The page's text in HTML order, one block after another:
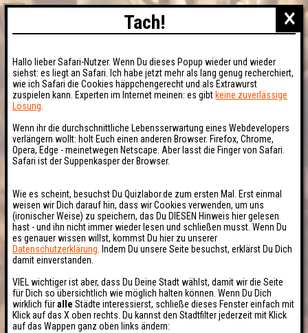
×
Tach!
Hallo lieber Safari-Nutzer. Wenn Du dieses Popup wieder und wieder
siehst: es liegt an Safari. Ich habe jetzt mehr als lang genug recherchiert,
wie ich Safari die Cookies häppchengerecht und als Extrawurst
zuspielen kann. Experten im Internet meinen: es gibt keine zuverlässige
Lösung
Wenn ihr die durchschnittliche Lebensserwartung eines Webdevelopers
verlängern wollt: holt Euch einen anderen Browser. Firefox, Chrome,
Opera, Edge - meinetwegen Netscape. Aber lasst die Finger von Safari.
Safari ist der Suppenkasper der Browser.
Wie es scheint, besuchst Du Quizlabor.de zum ersten Mal. Erst einmal
weisen wir Dich darauf hin, dass wir Cookies verwenden, um uns
(ironischer Weise) zu speichern, das Du DIESEN Hinweis hier gelesen
hast - und ihn nicht immer wieder lesen und schließen musst. Wenn Du
es genauer wissen willst, kommst Du hier zu unserer
Datenschutzerklärung . Indem Du unsere Seite besuchst, erklärst Du Dich
damit einverstanden.
VIEL wichtiger ist aber, dass Du Deine Stadt wählst, damit wir die Seite
für Dich so übersichtlich wie möglich halten können. Wenn Du Dich
wirklich füralle Städte interessierst, schließe dieses Fenster einfach mit
Klick auf das X oben rechts. Du kannst den Stadtfilter jederzeit mit Klick
auf das Wappen ganz oben links ändern: